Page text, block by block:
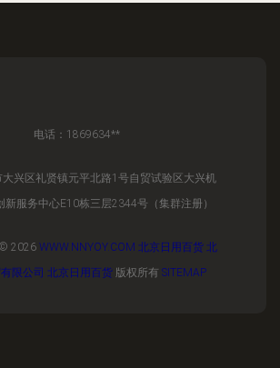
电话：1869634**
兴区礼贤镇元平北路1号自贸试验区大兴机
新服务中心E10栋三层2344号（集群注册）
© 2026 WWW.NNYOY.COM 北京日用百货 北
限公司 北京日用百货 版权所有 SITEMAP